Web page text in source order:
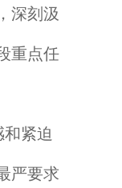
深刻汲
重点任
紧迫
严要求